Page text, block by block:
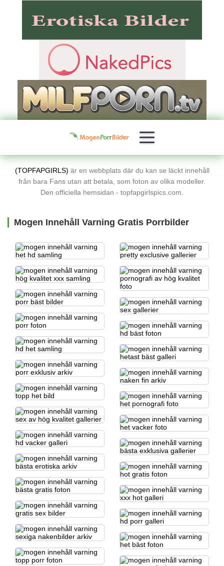
(TOPFAPGIRLS) är en webbplats där du kan se läckt innehåll
från bara Fans utan att betala, som foton av olika modeller.
Den officiella hemsidan - topfapgirlspics.com.
Mogen Innehåll Varning Gratis Porrbilder